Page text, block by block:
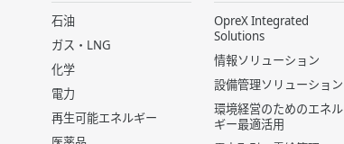
石油
ガス・LNG
化学
電力
再生可能エネルギー
OpreX Integrated
Solutions
情報ソリューション
設備管理ソリューション
環境経営のためのエネル
ギー最適活用